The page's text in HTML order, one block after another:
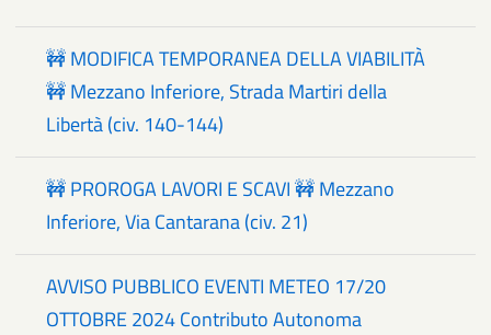
🚧 MODIFICA TEMPORANEA DELLA VIABILITÀ
🚧 Mezzano Inferiore, Strada Martiri della
Libertà (civ. 140-144)
🚧 PROROGA LAVORI E SCAVI 🚧 Mezzano
Inferiore, Via Cantarana (civ. 21)
AVVISO PUBBLICO EVENTI METEO 17/20
OTTOBRE 2024 Contributo Autonoma